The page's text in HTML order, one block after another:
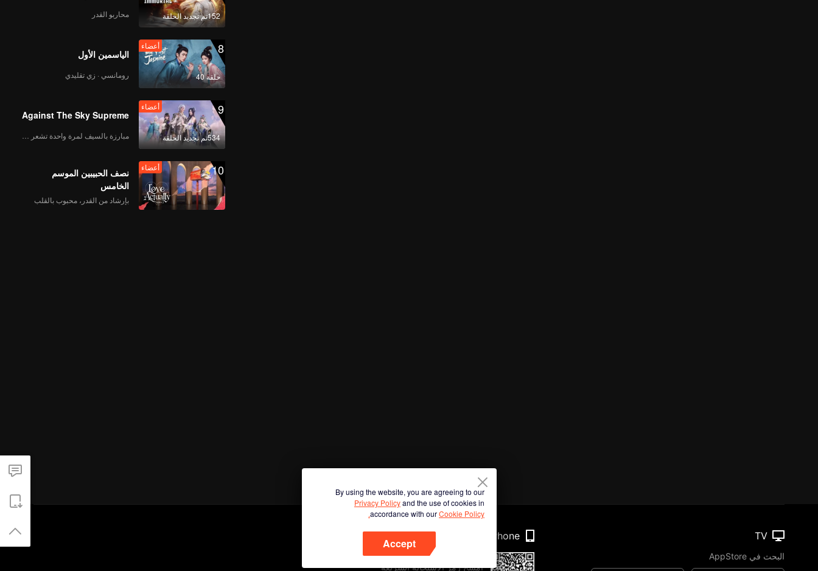
152تم تجديد الحلقة محاربو القدر
8
حلقة 40
أعضاء
الياسمين الأول
رومانسي · زي تقليدي
9
534تم تجديد الحلقة
أعضاء
Against The Sky Supreme
10 أعضاء
نصف الحبيبين الموسم
الخامس
بإرشاد من القدر، محبوب بالقلب
By using the website, you are agreeing to our
Privacy Policyand the use of cookies in
accordance with ourCookie Policy.
Accept
TV
البحث في AppStore
Phone
امسح رمز الاستجابة السريعة